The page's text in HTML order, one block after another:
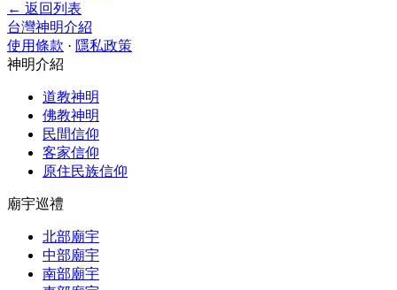
← 返回列表
台灣神明介紹
使用條款 · 隱私政策
神明介紹
道教神明
佛教神明
民間信仰
客家信仰
原住民族信仰
廟宇巡禮
北部廟宇
中部廟宇
南部廟宇